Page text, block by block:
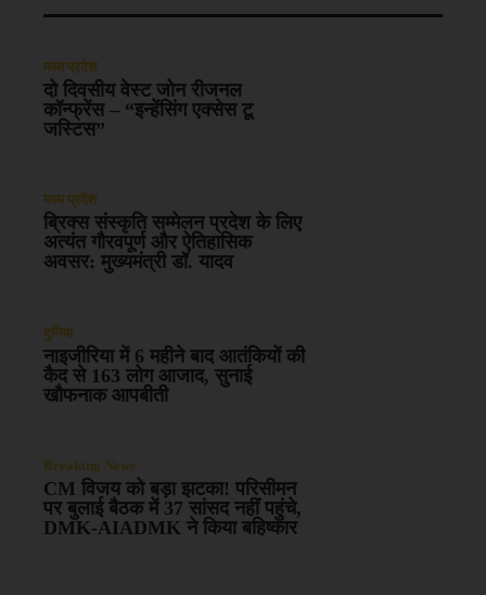
मध्य प्रदेश
दो दिवसीय वेस्ट जोन रीजनल
कॉन्फ्रेंस – “इन्हेंसिंग एक्सेस टू
जस्टिस”
मध्य प्रदेश
ब्रिक्स संस्कृति सम्मेलन प्रदेश के लिए
अत्यंत गौरवपूर्ण और ऐतिहासिक
अवसर: मुख्यमंत्री डॉ. यादव
दुनिया
नाइजीरिया में 6 महीने बाद आतंकियों की
कैद से 163 लोग आजाद, सुनाई
खौफनाक आपबीती
Breaking News
CM विजय को बड़ा झटका! परिसीमन
पर बुलाई बैठक में 37 सांसद नहीं पहुंचे,
DMK-AIADMK ने किया बहिष्कार